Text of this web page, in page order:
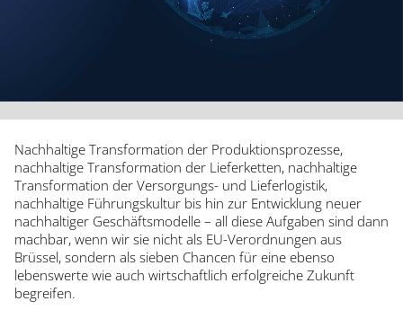
Nachhaltige Transformation der Produktionsprozesse,
nachhaltige Transformation der Lieferketten, nachhaltige
Transformation der Versorgungs- und Lieferlogistik,
nachhaltige Führungskultur bis hin zur Entwicklung neuer
nachhaltiger Geschäftsmodelle – all diese Aufgaben sind dann
machbar, wenn wir sie nicht als EU-Verordnungen aus
Brüssel, sondern als sieben Chancen für eine ebenso
lebenswerte wie auch wirtschaftlich erfolgreiche Zukunft
begreifen.